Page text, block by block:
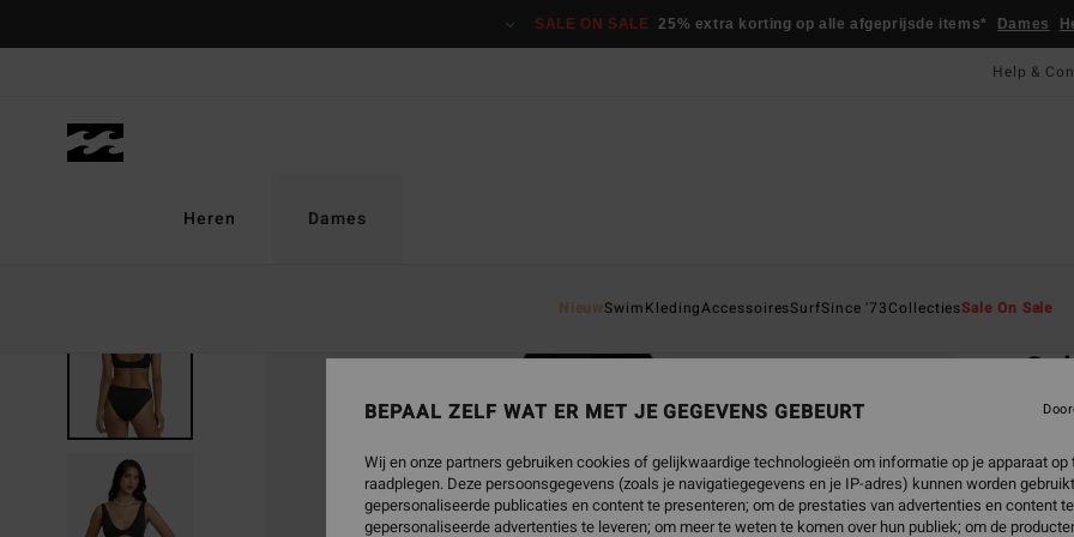
SALE ON SALE 25% extra korting op alle afgeprijsde items* Dames
Help &
Heren Dames
NieuwSwimKledingAccessoiresSurfSince '73CollectiesSale On Sale
ECO-
€
BEPAAL ZELF WAT ER MET JE GEGEVENS GEBEURT
Wij en onze partners gebruiken cookies of gelijkwaardige technologieën om informatie op je apparaat
raadplegen. Deze persoonsgegevens (zoals je navigatiegegevens en je IP-adres) kunnen worden
gepersonaliseerde publicaties en content te presenteren; om de prestaties van advertenties en content
gepersonaliseerde advertenties te leveren; om meer te weten te komen over hun publiek; om de